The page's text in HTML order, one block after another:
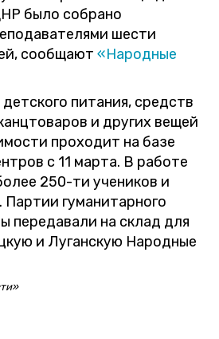
было собрано
шести
сообщают «Народные
питания, средств
и других вещей
проходит на базе
с 11 марта. В работе
250-ти учеников и
Партии гуманитарного
передавали на склад для
и Луганскую Народные